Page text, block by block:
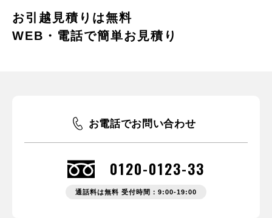
お引越見積りは無料
WEB・電話で簡単お見積り
お電話でお問い合わせ
0120-0123-33
通話料は無料 受付時間：9:00-19:00